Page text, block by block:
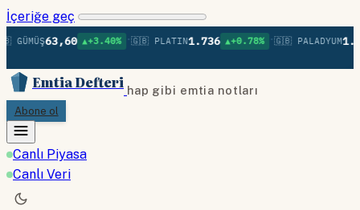
İçeriğe geç
63,60 ▲+3.40% •🇬🇧 PLATIN1.736 ▲+0.78% •🇬🇧 PALADYUM
Emtia Defteri hap gibi emtia notları
Abone ol
Canlı Piyasa
Canlı Veri